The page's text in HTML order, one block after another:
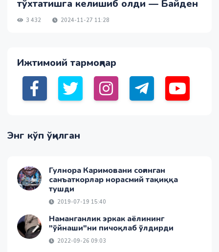
тўхтатишга келишиб олди — Байден
3 432 2024-11-27 11:28
Ижтимоий тармоқлар
Энг кўп ўқилган
Гулнора Каримовани соғинган
санъаткорлар норасмий тақиққа
тушди
2019-07-19 15:40
Наманганлик эркак аёлининг
"ўйнаши"ни пичоқлаб ўлдирди
2022-09-26 09:03